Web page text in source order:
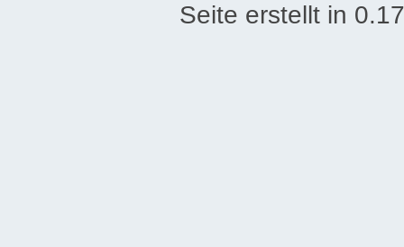
Seite erstellt in